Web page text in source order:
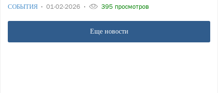
СОБЫТИЯ 01-02-2026 395 просмотров
Еще новости